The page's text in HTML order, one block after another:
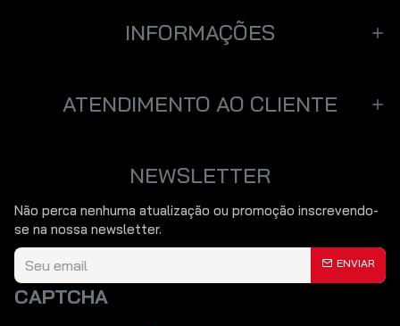
CONTINUAR
INFORMAÇÕES
ATENDIMENTO AO CLIENTE
NEWSLETTER
Não perca nenhuma atualização ou promoção inscrevendo-
se na nossa newsletter.
ENVIAR
CAPTCHA